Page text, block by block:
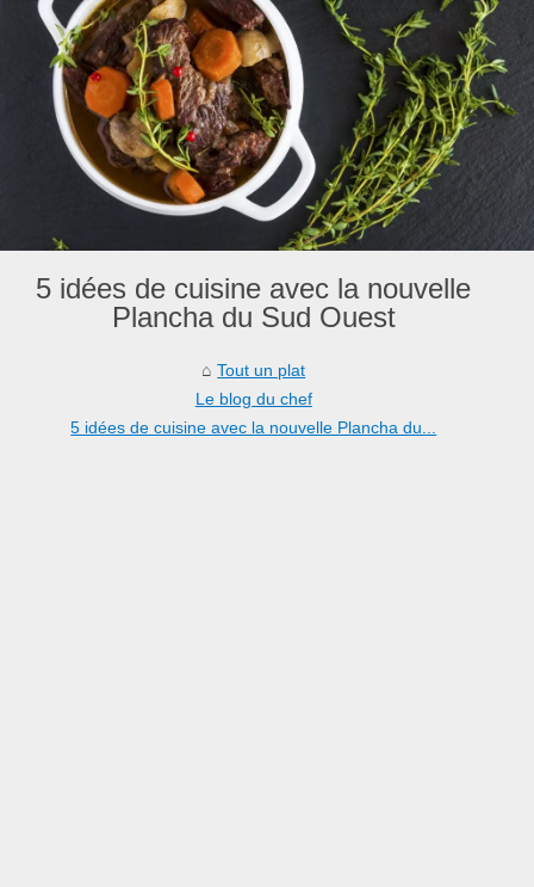
5 idées de cuisine avec la nouvelle
Plancha du Sud Ouest
Tout un plat
Le blog du chef
5 idées de cuisine avec la nouvelle Plancha du...